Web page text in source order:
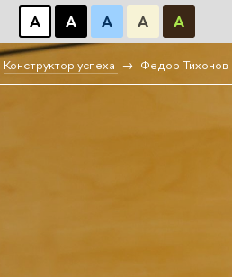
А А А А А
Конструктор успеха Федор Тихонов